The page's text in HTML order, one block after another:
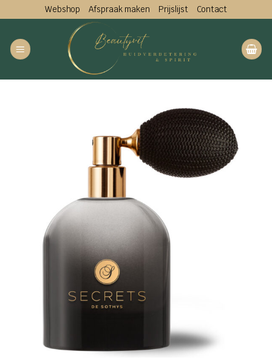
naar
inhoud
Webshop Afspraak maken Prijslijst Contact